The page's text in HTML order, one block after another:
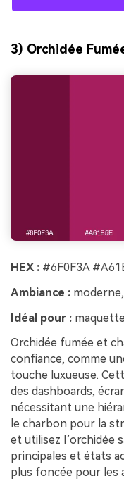
3) Orchidée
HEX : #6F0F3A
Ambiance :
Idéal pour :
Orchidée fumée et
confiance, comme
touche luxueuse.
des dashboards,
nécessitant une
le charbon pour la
et utilisez l’orchidée
principales et états
plus foncée pour les